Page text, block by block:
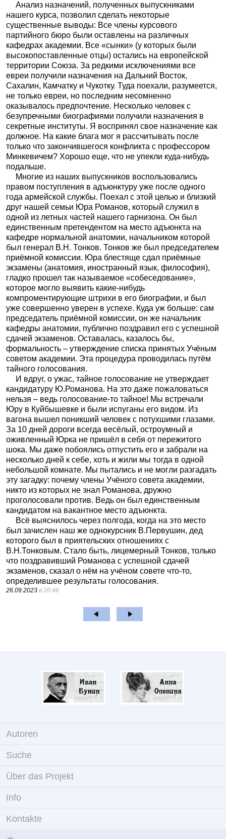
Анализ назначений, полученных выпускниками
нашего курса, позволил сделать некоторые
существенные выводы: Все члены курсового
партийного бюро были оставлены на различных
кафедрах академии. Все «сынки» (у которых были
высокопоставленные отцы) остались на европейской
территории Союза. За редкими исключениями все
евреи получили назначения на Дальний Восток,
Сахалин, Камчатку и Чукотку. Туда поехали, разумеется,
не только евреи, но последним несомненно
оказывалось предпочтение. Несколько человек с
безупречными биографиями получили назначения в
секретные институты. Я воспринял свое назначение как
должное. На какие блага мог я рассчитывать после
только что закончившегося конфликта с профессором
Минкевичем? Хорошо еще, что не упекли куда-нибудь
подальше.
Многие из наших выпускников воспользовались
правом поступления в адъюнктуру уже после одного
года армейской службы. Поехал с этой целью и близкий
друг нашей семьи Юра Романов, который служил в
одной из летных частей нашего гарнизона. Он был
единственным претендентом на место адъюнкта на
кафедре нормальной анатомии, начальником которой
был генерал В.Н. Тонков. Тонков же был председателем
приёмной комиссии. Юра блестяще сдал приёмные
экзамены (анатомия, иностранный язык, философия),
гладко прошел так называемое «собеседование»,
которое могло выявить какие-нибудь
компроментирующие штрихи в его биографии, и был
уже совершенно уверен в успехе. Куда уж больше: сам
председатель приёмной комиссии, он же начальник
кафедры анатомии, публично поздравил его с успешной
сдачей экзаменов. Оставалась, казалось бы,
формальность – утверждение списка принятых Учёным
советом академии. Эта процедура проводилась путём
тайного голосования.
И вдруг, о ужас, тайное голосование не утверждает
кандидатуру Ю.Романова. На это даже пожаловаться
нельзя – ведь голосование-то тайное! Мы встречали
Юру в Куйбышевке и были испуганы его видом. Из
вагона вышел поникший человек с потухшими глазами.
За 10 дней дороги всегда весёлый, остроумный и
оживленный Юрка не пришёл в себя от пережитого
шока. Мы даже побоялись отпустить его и забрали на
несколько дней к себе, хоть и жили мы тогда в одной
небольшой комнате. Мы пытались и не могли разгадать
эту загадку: почему члены Учёного совета академии,
никто из которых не знал Романова, дружно
проголосовали против. Ведь он был единственным
кандидатом на вакантное место адъюнкта.
Всё выяснилось через полгода, когда на это место
был зачислен наш же однокурсник В.Первушин, дед
которого был в приятельских отношениях с
В.Н.Тонковым. Стало быть, лицемерный Тонков, только
что поздравивший Романова с успешной сдачей
экзаменов, сказал о нём на учёном совете что-то,
определившее результаты голосования.
26.09.2023 в 20:46
Autoren
Suche
Über das Projekt
Info
Kontakte